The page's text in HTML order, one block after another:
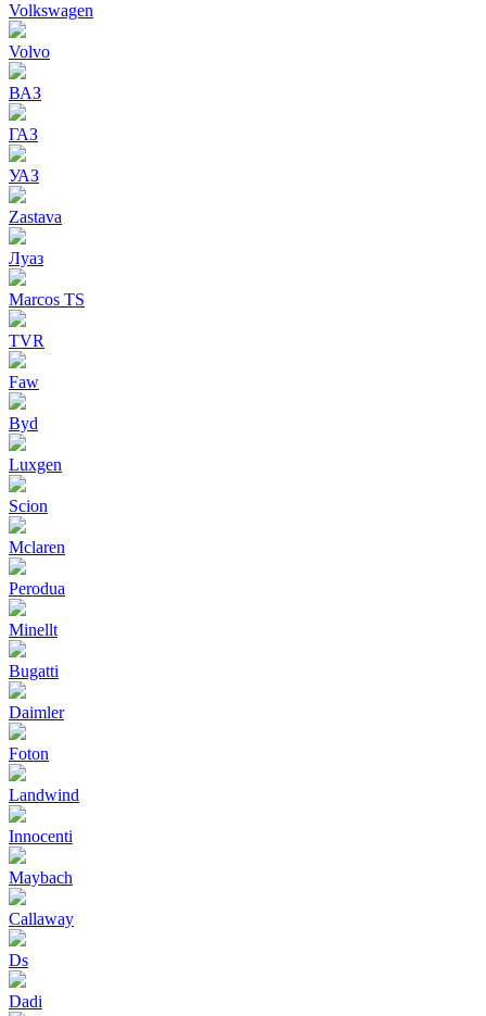
Volkswagen
Volvo
ВАЗ
ГАЗ
УАЗ
Zastava
Луаз
Marcos TS
TVR
Faw
Byd
Luxgen
Scion
Mclaren
Perodua
Minellt
Bugatti
Daimler
Foton
Landwind
Innocenti
Maybach
Callaway
Ds
Dadi